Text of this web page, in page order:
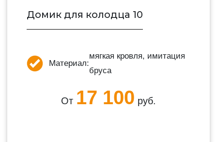
Домик для колодца 10
Материал:
мягкая кровля, имитация
бруса
От 17 100 руб.